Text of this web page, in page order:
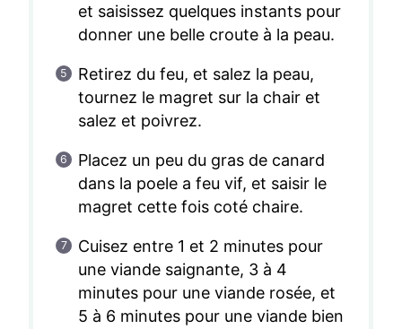
et saisissez quelques instants pour
donner une belle croute à la peau.
Retirez du feu, et salez la peau,
tournez le magret sur la chair et
salez et poivrez.
Placez un peu du gras de canard
dans la poele a feu vif, et saisir le
magret cette fois coté chaire.
Cuisez entre 1 et 2 minutes pour
une viande saignante, 3 à 4
minutes pour une viande rosée, et
5 à 6 minutes pour une viande bien